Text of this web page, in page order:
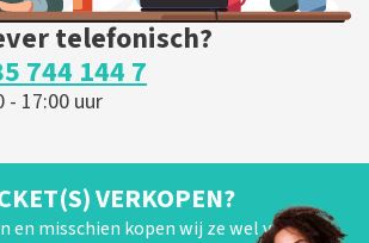
telefonisch?
744 144 7
- 17:00 uur
VERKOPEN?
en misschien kopen wij ze wel van je!